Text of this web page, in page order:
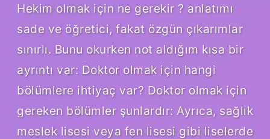
Hekim olmak için ne gerekir ? anlatımı
sade ve öğretici, fakat özgün çıkarımlar
sınırlı. Bunu okurken not aldığım kısa bir
ayrıntı var: Doktor olmak için hangi
bölümlere ihtiyaç var? Doktor olmak için
gereken bölümler şunlardır: Ayrıca, sağlık
meslek lisesi veya fen lisesi gibi liselerde